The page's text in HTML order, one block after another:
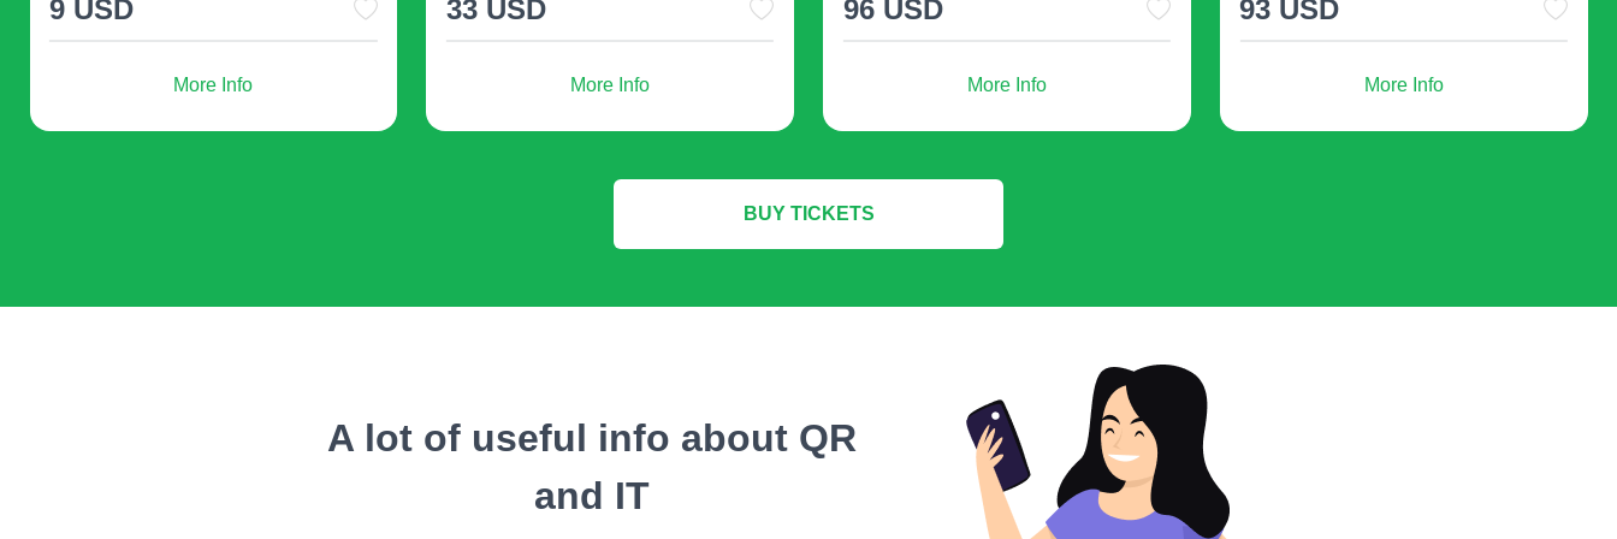
konsumen secara langsung dengan menautkan ke penawaran khusus,
detail produk, dan konten interaktif yang meningkatkan pengalaman
konsumen.
menyediakan akses langsung ke artikel akademis, video pendidikan, dan
Keterlibatan Acara:Untuk acara, kode QR digunakan untuk memfasilitasi
langsung di telepon pintar peserta.
Layanan Pelanggan
Kode QR meningkatkan layanan pelanggan dengan
menyediakan akses cepat ke panduan pemecahan masalah, informasi
kontak, dan saluran dukungan pelanggan langsung.
93 USD
More Info
54 USD
More Info
7 USD
More Info
45 USD
More Info
BUY TICKETS
A lot of useful info about QR
and IT